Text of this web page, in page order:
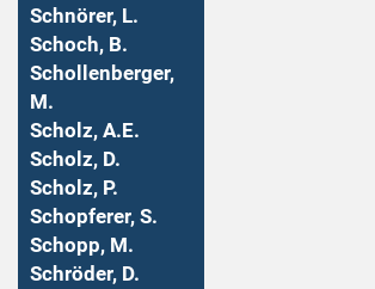
Schnörer, L.
Schoch, B.
Schollenberger,
M.
Scholz, A.E.
Scholz, D.
Scholz, P.
Schopferer, S.
Schopp, M.
Schröder, D.